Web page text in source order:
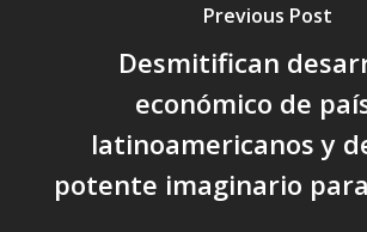
Previous Post
Desmitifican
económico de
latinoamericanos y
potente imaginario